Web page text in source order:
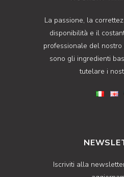
La passione, la
disponibilità e il
professionale del nostro
sono gli ingredienti
tutelare i
Iscriviti alla